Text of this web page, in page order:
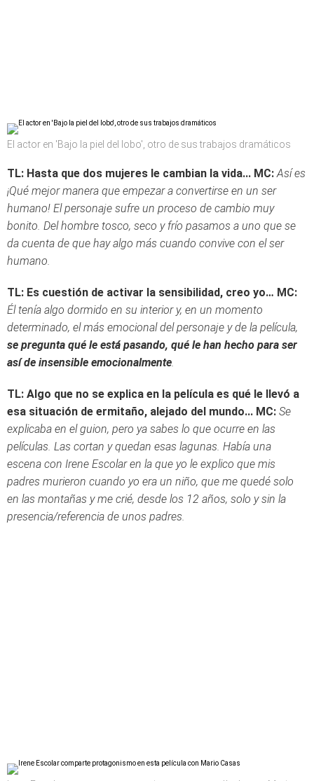
El actor en 'Bajo la piel del lobo', otro de sus trabajos dramáticos
TL: Hasta que dos mujeres le cambian la vida... MC: Así es
¡Qué mejor manera que empezar a convertirse en un ser
humano! El personaje sufre un proceso de cambio muy
bonito. Del hombre tosco, seco y frío pasamos a uno que se
da cuenta de que hay algo más cuando convive con el ser
humano.
TL: Es cuestión de activar la sensibilidad, creo yo… MC:
Él tenía algo dormido en su interior y, en un momento
determinado, el más emocional del personaje y de la película,
se pregunta qué le está pasando, qué le han hecho para ser
así de insensible emocionalmente.
TL: Algo que no se explica en la película es qué le llevó a
esa situación de ermitaño, alejado del mundo... MC: Se
explicaba en el guion, pero ya sabes lo que ocurre en las
películas. Las cortan y quedan esas lagunas. Había una
escena con Irene Escolar en la que yo le explico que mis
padres murieron cuando yo era un niño, que me quedé solo
en las montañas y me crié, desde los 12 años, solo y sin la
presencia/referencia de unos padres.